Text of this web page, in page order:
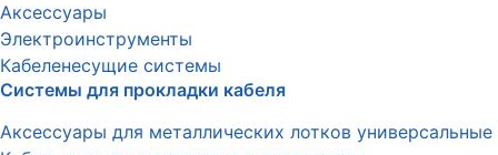
Аксессуары
Электроинструменты
Кабеленесущие системы
Системы для прокладки кабеля
Аксессуары для металлических лотков универсальные